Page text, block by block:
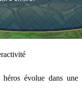
évolue dans une